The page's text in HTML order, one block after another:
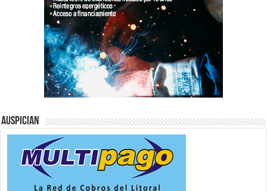
Auspician